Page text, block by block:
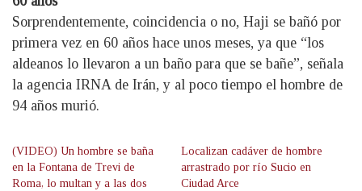
Sorprendentemente, coincidencia o no, Haji se bañó por
primera vez en 60 años hace unos meses, ya que “los
aldeanos lo llevaron a un baño para que se bañe”, señala
la agencia IRNA de Irán, y al poco tiempo el hombre de
94 años murió.
(VIDEO) Un hombre se baña
en la Fontana de Trevi de
Roma, lo multan y a las dos
Localizan cadáver de hombre
arrastrado por río Sucio en
Ciudad Arce